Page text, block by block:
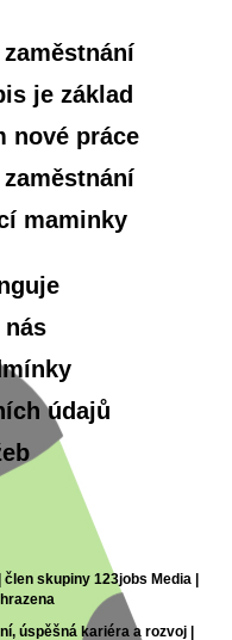
je základ
nové práce
maminky
údajů
skupiny 123jobs Media |
úspěšná kariéra a rozvoj |